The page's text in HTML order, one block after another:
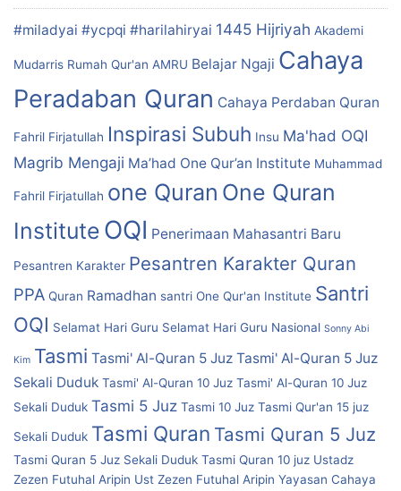
#miladyai #ycpqi #harilahiryai 1445 Hijriyah Akademi
Mudarris Rumah Qur'an AMRU Belajar Ngaji Cahaya
Peradaban Quran Cahaya Perdaban Quran
Fahril Firjatullah Inspirasi Subuh Insu Ma'had OQI
Magrib Mengaji Ma’had One Qur’an Institute Muhammad
Fahril Firjatullah one Quran One Quran
Institute OQI Penerimaan Mahasantri Baru
Pesantren Karakter Pesantren Karakter Quran
PPA Quran Ramadhan santri One Qur'an Institute Santri
OQI Selamat Hari Guru Selamat Hari Guru Nasional Sonny Abi
Kim Tasmi Tasmi' Al-Quran 5 Juz Tasmi' Al-Quran 5 Juz
Sekali Duduk Tasmi' Al-Quran 10 Juz Tasmi' Al-Quran 10 Juz
Sekali Duduk Tasmi 5 Juz Tasmi 10 Juz Tasmi Qur'an 15 juz
Sekali Duduk Tasmi Quran Tasmi Quran 5 Juz
Tasmi Quran 5 Juz Sekali Duduk Tasmi Quran 10 juz Ustadz
Zezen Futuhal Aripin Ust Zezen Futuhal Aripin Yayasan Cahaya